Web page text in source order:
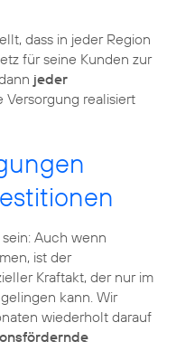
dass in jeder Region
für seine Kunden zur
jeder
Versorgung realisiert
Auch wenn
ist der
Kraftakt, der nur im
kann. Wir
wiederholt darauf